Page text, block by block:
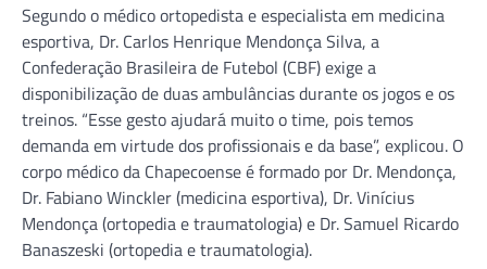
Segundo o médico ortopedista e especialista em medicina
esportiva, Dr. Carlos Henrique Mendonça Silva, a
Confederação Brasileira de Futebol (CBF) exige a
disponibilização de duas ambulâncias durante os jogos e os
treinos. “Esse gesto ajudará muito o time, pois temos
demanda em virtude dos profissionais e da base”, explicou. O
corpo médico da Chapecoense é formado por Dr. Mendonça,
Dr. Fabiano Winckler (medicina esportiva), Dr. Vinícius
Mendonça (ortopedia e traumatologia) e Dr. Samuel Ricardo
Banaszeski (ortopedia e traumatologia).